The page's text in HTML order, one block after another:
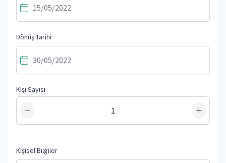
Dönüş Tarihi
Kişi Sayısı
− +
Kişisel Bilgiler